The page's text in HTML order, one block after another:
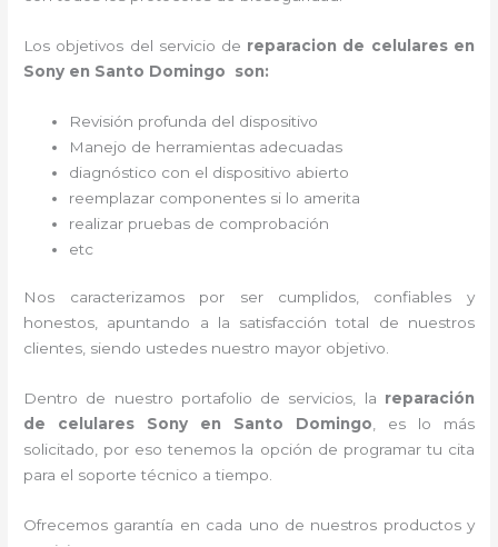
Los objetivos del servicio de reparacion de celulares en
Sony en Santo Domingo son:
Revisión profunda del dispositivo
Manejo de herramientas adecuadas
diagnóstico con el dispositivo abierto
reemplazar componentes si lo amerita
realizar pruebas de comprobación
etc
Nos caracterizamos por ser cumplidos, confiables y
honestos, apuntando a la satisfacción total de nuestros
clientes, siendo ustedes nuestro mayor objetivo.
Dentro de nuestro portafolio de servicios, la reparación
de celulares Sony en Santo Domingo , es lo más
solicitado, por eso tenemos la opción de programar tu cita
para el soporte técnico a tiempo.
Ofrecemos garantía en cada uno de nuestros productos y